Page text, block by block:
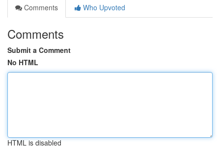
Comments
Who Upvoted
Comments
Submit a Comment
No HTML
HTML is disabled